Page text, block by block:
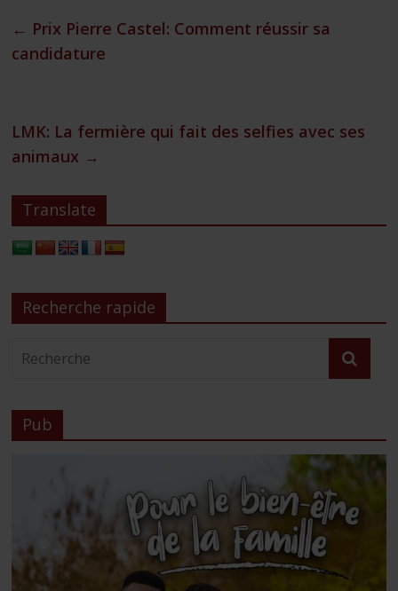
← Prix Pierre Castel: Comment réussir sa
candidature
LMK: La fermière qui fait des selfies avec ses
animaux →
Translate
Recherche rapide
Pub